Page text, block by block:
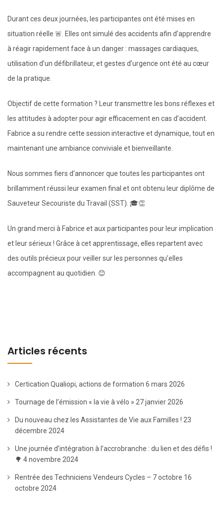
Durant ces deux journées, les participantes ont été mises en
situation réelle 🚨. Elles ont simulé des accidents afin d’apprendre
à réagir rapidement face à un danger : massages cardiaques,
utilisation d’un défibrillateur, et gestes d’urgence ont été au cœur
de la pratique.
Objectif de cette formation ? Leur transmettre les bons réflexes et
les attitudes à adopter pour agir efficacement en cas d’accident.
Fabrice a su rendre cette session interactive et dynamique, tout en
maintenant une ambiance conviviale et bienveillante.
Nous sommes fiers d’annoncer que toutes les participantes ont
brillamment réussi leur examen final et ont obtenu leur diplôme de
Sauveteur Secouriste du Travail (SST). 🎓👏
Un grand merci à Fabrice et aux participantes pour leur implication
et leur sérieux ! Grâce à cet apprentissage, elles repartent avec
des outils précieux pour veiller sur les personnes qu’elles
accompagnent au quotidien. 😊
Articles récents
Certication Qualiopi, actions de formation 6 mars 2026
Tournage de l’émission « la vie à vélo » 27 janvier 2026
Du nouveau chez les Assistantes de Vie aux Familles ! 23
décembre 2024
Une journée d’intégration à l’accrobranche : du lien et des défis !
🌳 4 novembre 2024
Rentrée des Techniciens Vendeurs Cycles – 7 octobre 16
octobre 2024